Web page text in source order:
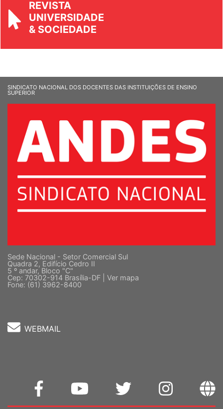
REVISTA
UNIVERSIDADE
& SOCIEDADE
SINDICATO NACIONAL DOS DOCENTES DAS INSTITUIÇÕES DE ENSINO
SUPERIOR
Sede Nacional - Setor Comercial Sul
Quadra 2, Edifício Cedro II
5 º andar, Bloco "C"
Cep: 70302-914 Brasília-DF | Ver mapa
Fone: (61) 3962-8400
WEBMAIL